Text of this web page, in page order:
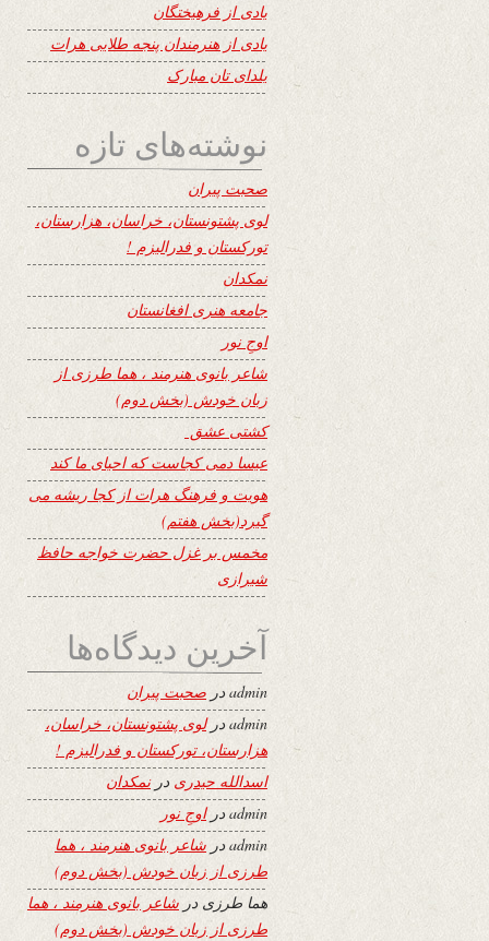
یادی از فرهیختگان
یادی از هنرمندان پنجه طلایی هرات
یلدای تان مبارک
نوشته‌های تازه
صحبت پیران
لوی پشتونستان، خراسان، هزارستان،
تورکستان و فدرالیزم !
نمکدان
جامعه هنری افغانستان
اوجِ نور
شاعر بانوی هنرمند ، هما طرزی از
زبان خودش (بخش دوم)
کشتی عشق
عیسا دمی کجاست که احیای ما کند
هویت و فرهنگ هرات از کجا ریشه می
گیرد(بخش هفتم)
مخمس بر غزل حضرت خواجه حافظ
شیرازی
آخرین دیدگاه‌ها
adminدر صحبت پیران
admin درلوی پشتونستان، خراسان،
هزارستان، تورکستان و فدرالیزم !
اسدالله حیدری درنمکدان
adminدراوجِ نور
adminدر شاعر بانوی هنرمند ، هما
طرزی از زبان خودش (بخش دوم)
هما طرزی در شاعر بانوی هنرمند ، هما
طرزی از زبان خودش (بخش دوم)